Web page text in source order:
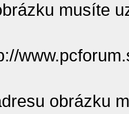
musíte
obrázku